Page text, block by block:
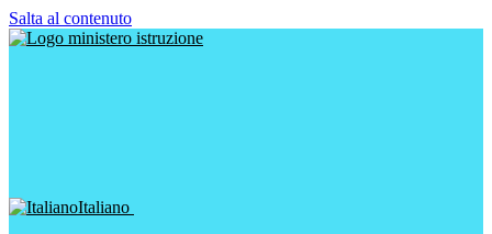
Salta al contenuto
Italiano